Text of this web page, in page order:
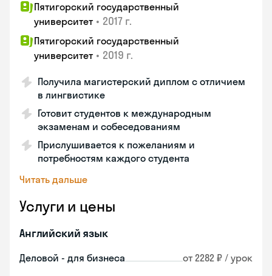
Пятигорский государственный
университет • 2017 г.
Пятигорский государственный
университет • 2019 г.
Получила магистерский диплом с отличием
в лингвистике
Готовит студентов к международным
экзаменам и собеседованиям
Прислушивается к пожеланиям и
потребностям каждого студента
Читать дальше
Услуги и цены
Английский язык
Деловой - для бизнеса от 2282 ₽ / урок